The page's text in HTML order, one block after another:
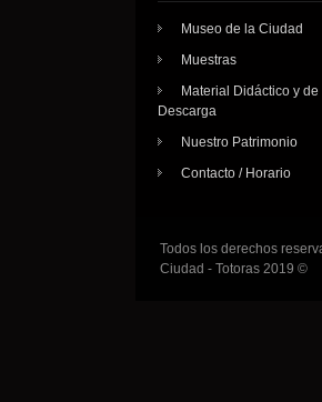
Museo de la Ciudad
Muestras
Material Didáctico y de
Descarga
Nuestro Patrimonio
Contacto / Horario
Todos los derechos
Ciudad - Totoras 2019 ©